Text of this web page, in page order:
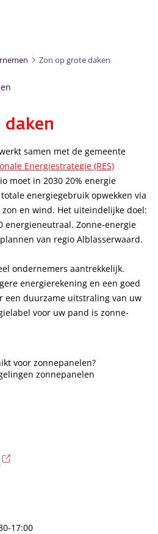
Zon op grote daken
samen met de gemeente
Energiestrategie (RES)
moet in 2030 20% energie
energiegebruik opwekken via
en wind. Het uiteindelijke doel:
energieneutraal. Zonne-energie
van regio Alblasserwaard.
ondernemers aantrekkelijk.
energierekening en een goed
een duurzame uitstraling van uw
voor uw pand is zonne-
voor zonnepanelen?
zonnepanelen
17:00